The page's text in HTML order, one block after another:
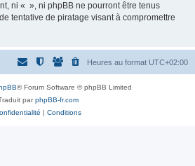
ni « », ni phpBB ne pourront être tenus
tentative de piratage visant à compromettre
Heures au format UTC+02:00
® Forum Software © phpBB Limited
parphpBB-fr.com
| Conditions